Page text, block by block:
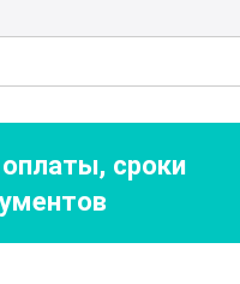
труда и
себя в
сроки